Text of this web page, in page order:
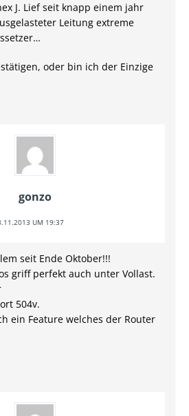
J. Lief seit knapp einem jahr
Leitung extreme
oder bin ich der Einzige
gonzo
UM 19:37
seit Ende Oktober!!!
griff perfekt auch unter Vollast.
504v.
ein Feature welches der Router